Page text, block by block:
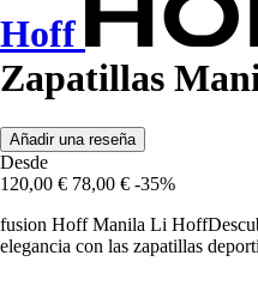
Hoff
Zapatillas
Añadir una reseña
Desde
120,00 € 78,00 € -35%
fusion Hoff Manila Li
elegancia con las zapatillas